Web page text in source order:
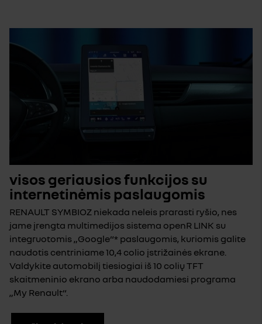
visos geriausios funkcijos su
internetinėmis paslaugomis
RENAULT SYMBIOZ niekada neleis prarasti ryšio, nes
jame įrengta multimedijos sistema openR LINK su
integruotomis „Google“* paslaugomis, kuriomis galite
naudotis centriniame 10,4 colio įstrižainės ekrane.
Valdykite automobilį tiesiogiai iš 10 colių TFT
skaitmeninio ekrano arba naudodamiesi programa
„My Renault“.